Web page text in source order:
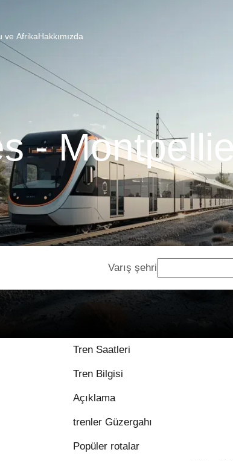
ve AfrikaHakkımızda
-
Varış şehri
Tren Saatleri
Tren Bilgisi
Açıklama
trenler Güzergahı
Popüler rotalar